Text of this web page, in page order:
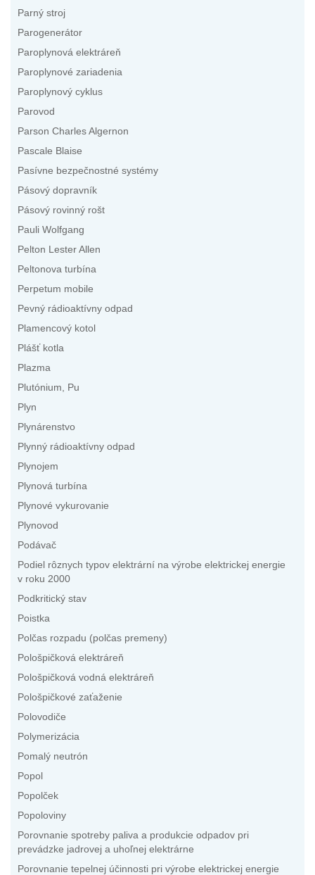
Parný stroj
Parogenerátor
Paroplynová elektráreň
Paroplynové zariadenia
Paroplynový cyklus
Parovod
Parson Charles Algernon
Pascale Blaise
Pasívne bezpečnostné systémy
Pásový dopravník
Pásový rovinný rošt
Pauli Wolfgang
Pelton Lester Allen
Peltonova turbína
Perpetum mobile
Pevný rádioaktívny odpad
Plamencový kotol
Plášť kotla
Plazma
Plutónium, Pu
Plyn
Plynárenstvo
Plynný rádioaktívny odpad
Plynojem
Plynová turbína
Plynové vykurovanie
Plynovod
Podávač
Podiel rôznych typov elektrární na výrobe elektrickej energie
v roku 2000
Podkritický stav
Poistka
Polčas rozpadu (polčas premeny)
Pološpičková elektráreň
Pološpičková vodná elektráreň
Pološpičkové zaťaženie
Polovodiče
Polymerizácia
Pomalý neutrón
Popol
Popolček
Popoloviny
Porovnanie spotreby paliva a produkcie odpadov pri
prevádzke jadrovej a uhoľnej elektrárne
Porovnanie tepelnej účinnosti pri výrobe elektrickej energie